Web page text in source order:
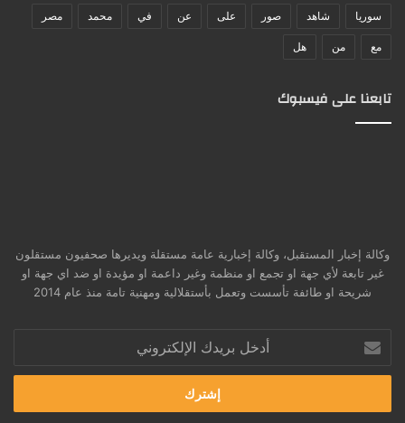
سوريا شاهد صور على عن في محمد مصر
مع من هل
تابعنا على فيسبوك
وكالة إخبار المستقبل، وكالة إخبارية عامة مستقلة ويديرها صحفيون مستقلون
غير تابعة لأي جهة او تجمع او منظمة وغير داعمة او مؤيدة او ضد اي جهة او
شريحة او طائفة تأسست وتعمل بأستقلالية ومهنية تامة منذ عام 2014
بريدك
الإلكتروني